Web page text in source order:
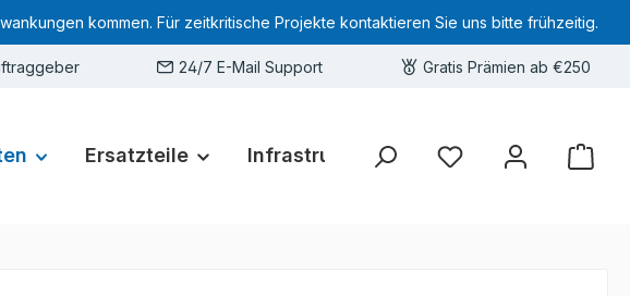
kommen. Für zeitkritische Projekte kontaktieren Sie uns bitte frühzeitig.
24/7 E-Mail Support Gratis Prämien ab €250
Ersatzteile Infrastruktur Hardware-Deals
Sie haben 0 Produkte